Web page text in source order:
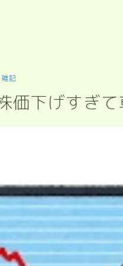
雑記
価下げすぎ